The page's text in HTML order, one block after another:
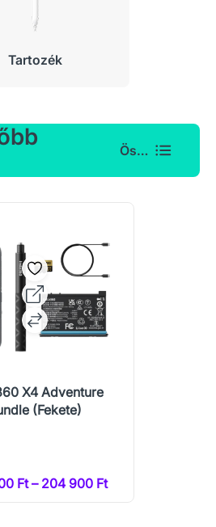
Tartozék
Összes
X4 Adventure
(Fekete)
Ft – 204 900 Ft